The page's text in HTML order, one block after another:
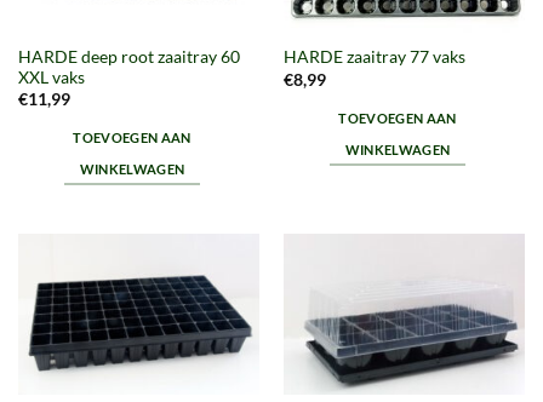
HARDE deep root zaaitray 60
XXL vaks
€11,99
TOEVOEGEN AAN
WINKELWAGEN
HARDE zaaitray 77 vaks
€8,99
TOEVOEGEN AAN
WINKELWAGEN